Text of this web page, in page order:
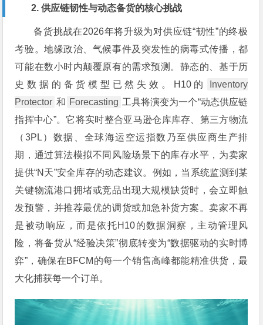
2. 供应链韧性与动态备货的核心挑战
备货挑战在2026年将升级为对供应链“韧性”的终极
考验。地缘政治、气候事件及突发性的病毒式传播，都
可能在数小时内颠覆原有的需求预测。静态的、基于历
史数据的备货模型已然失效。H10的
Inventory
Protector 和 Forecasting 工具将演变为一个“动态供应链
指挥中心”。它将实时整合亚马逊仓库库存、第三方物流
（3PL）数据、全球海运空运指数乃至供应商生产排
期，通过算法模拟不同风险场景下的库存水平，为卖家
提供“N天”安全库存的动态建议。例如，当系统监测到某
关键物流港口拥堵或竞品出现大规模缺货时，会立即触
发预警，并推荐最优的调货或加急补货方案。卖家不再
是被动响应，而是依托H10的数据洞察，主动管理风
险，将备货从“经验决策”彻底转变为“数据驱动的实时博
弈”，确保在BFCM的每一个销售高峰都能精准供货，最
大化捕获每一个订单。